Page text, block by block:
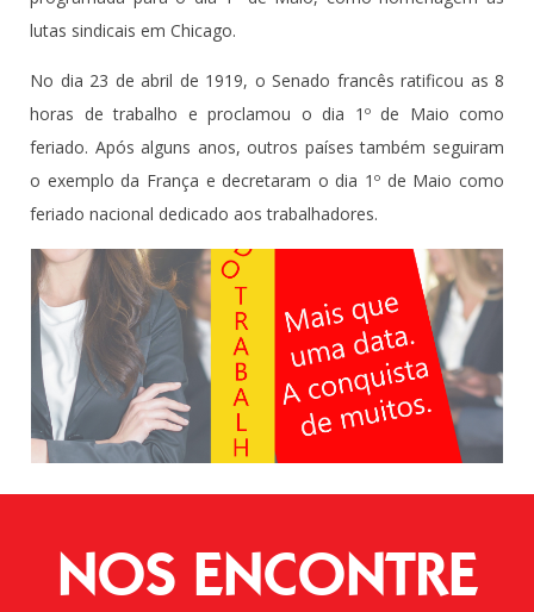
lutas sindicais em Chicago.
No dia 23 de abril de 1919, o Senado francês ratificou as 8
horas de trabalho e proclamou o dia 1º de Maio como
feriado. Após alguns anos, outros países também seguiram
o exemplo da França e decretaram o dia 1º de Maio como
feriado nacional dedicado aos trabalhadores.
NOS ENCONTRE